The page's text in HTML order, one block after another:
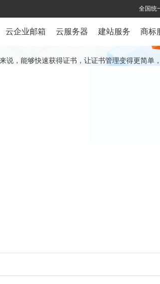
全国统
云企业邮箱 云服务器 建站服务 商标
，能够快速获得证书，让证书管理变得更简单